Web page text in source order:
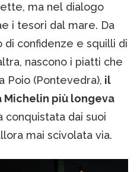
ma nel dialogo
i tesori dal mare. Da
confidenze e squilli di
nascono i piatti che
a Poio (Pontevedra), il
più longeva
conquistata dai suoi
mai scivolata via.